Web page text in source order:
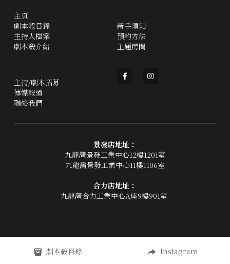
主頁
劇本殺目錄
主持人檔案
劇本殺介紹
新手須知
預約方法
主題房間
主持/劇本招募
傳媒報道
聯絡我們
景發店地址：
九龍灣景發工業中心12樓1201室
九龍灣景發工業中心11樓1106室
合力店地址：
九龍灣合力工業中心A座9樓901室
劇本殺目錄 Instagram